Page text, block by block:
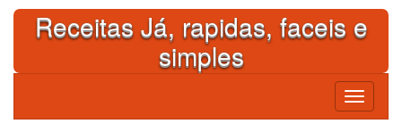
Skip
contentReceitas Já, rapidas, faceis e
simples
Toggle